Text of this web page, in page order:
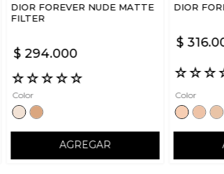
DIOR FOREVER NUDE MATTE
FILTER
$ 294.000
☆☆☆☆☆
Color
AGREGAR
DIOR
$ 316.
☆☆☆
Color